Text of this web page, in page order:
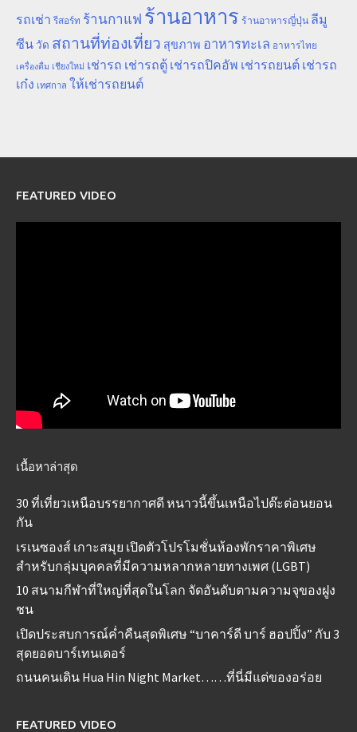
รถเช่า รีสอร์ท ร้านกาแฟ ร้านอาหาร ร้านอาหารญี่ปุ่น ลีมู
ซีน วัด สถานที่ท่องเที่ยว สุขภาพ อาหารทะเล อาหารไทย
เครื่องดื่ม เชียงใหม่ เช่ารถ เช่ารถตู้ เช่ารถปิคอัพ เช่ารถยนต์ เช่ารถ
เก๋ง เทศกาล ให้เช่ารถยนต์
FEATURED VIDEO
เนื้อหาล่าสุด
30 ที่เที่ยวเหนือบรรยากาศดี หนาวนี้ขึ้นเหนือไปต๊ะต่อนยอน
กัน
เรเนซองส์ เกาะสมุย เปิดตัวโปรโมชั่นห้องพักราคาพิเศษ
สำหรับกลุ่มบุคคลที่มีความหลากหลายทางเพศ (LGBT)
10 สนามกีฬาที่ใหญ่ที่สุดในโลก จัดอันดับตามความจุของฝูง
ชน
เปิดประสบการณ์ค่ำคืนสุดพิเศษ “บาคาร์ดี บาร์ ฮอปปิ้ง” กับ 3
สุดยอดบาร์เทนเดอร์
ถนนคนเดิน Hua Hin Night Market……ที่นี่มีแต่ของอร่อย
FEATURED VIDEO